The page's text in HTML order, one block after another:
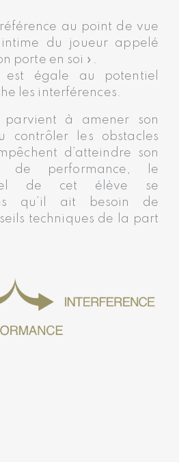
au point de vue
du joueur appelé
porte en soi ».
est égale au potentiel
les interférences.
parvient à amener son
contrôler les obstacles
d’atteindre son
de performance, le
de cet élève se
qu’il ait besoin de
techniques de la part